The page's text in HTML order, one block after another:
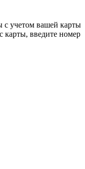
с учетом вашей карты
карты, введите номер